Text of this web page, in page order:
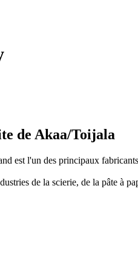
de Akaa/Toijala
est l'un des principaux
de la scierie, de la pâte